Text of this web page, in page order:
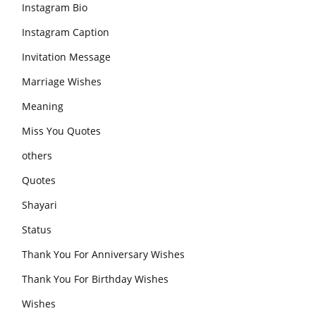
Instagram Bio
Instagram Caption
Invitation Message
Marriage Wishes
Meaning
Miss You Quotes
others
Quotes
Shayari
Status
Thank You For Anniversary Wishes
Thank You For Birthday Wishes
Wishes